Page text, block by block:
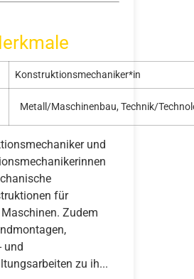
Konstruktionsmechaniker*in
Metall/Maschinenbau, Technik/
und
für
Zudem
und
zu ih...